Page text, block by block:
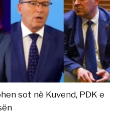
sot në Kuvend, PDK e